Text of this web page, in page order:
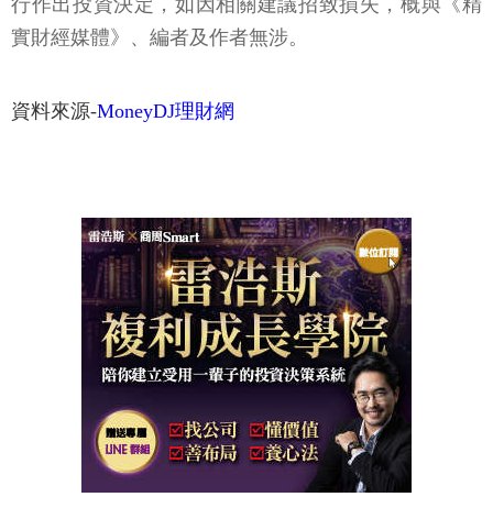
行作出投資決定，如因相關建議招致損失，概與《精
實財經媒體》、編者及作者無涉。
資料來源-MoneyDJ理財網